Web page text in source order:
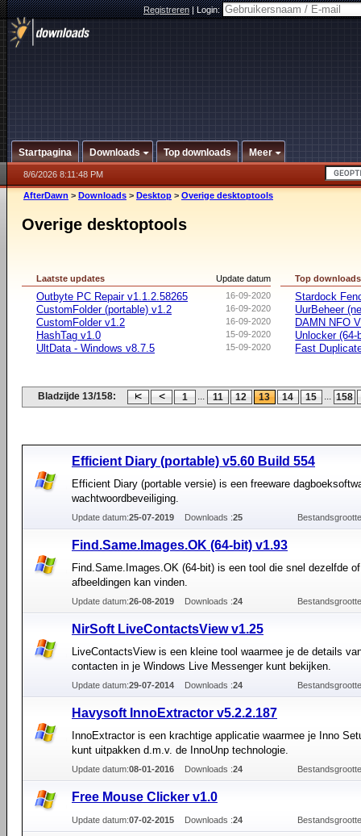
Registreren|Login:
Startpagina Downloads Top downloads Meer
8/6/2026 8:11:48 PM
AfterDawn > Downloads > Desktop > Overige desktoptools
Overige desktoptools
Update datum
Laatste updates
16-09-2020
Outbyte PC Repair v1.1.2.58265
16-09-2020
CustomFolder (portable) v1.2
16-09-2020
CustomFolder v1.2
15-09-2020
HashTag v1.0
15-09-2020
UltData - Windows v8.7.5
Top downloads
Stardock
UurBeheer
DAMN NFO
Unlocker (64-
Fast
Bladzijde 13/158: 1 ... 11 12 13 14 15 ... 158
Efficient Diary (portable) v5.60 Build 554
Efficient Diary (portable versie) is een freeware
wachtwoordbeveiliging.
Update datum:25-07-2019 Downloads :25
Find.Same.Images.OK (64-bit) v1.93
Find.Same.Images.OK (64-bit) is een tool die snel dezelfde
afbeeldingen kan vinden.
Update datum:26-08-2019 Downloads :24
NirSoft LiveContactsView v1.25
LiveContactsView is een kleine tool waarmee je de details
contacten in je Windows Live Messenger kunt bekijken.
Update datum:29-07-2014 Downloads :24
Havysoft InnoExtractor v5.2.2.187
InnoExtractor is een krachtige applicatie waarmee je Inno
kunt uitpakken d.m.v. de InnoUnp technologie.
Update datum:08-01-2016 Downloads :24
Free Mouse Clicker v1.0
Update datum:07-02-2015 Downloads :24